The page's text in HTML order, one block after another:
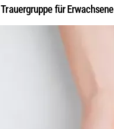
Trauergruppe für Erwachsene